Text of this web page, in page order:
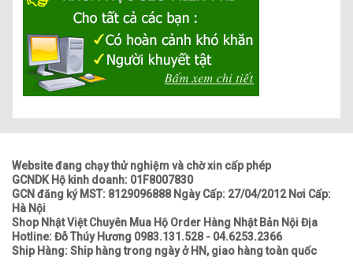
Website đang chạy thử nghiệm và chờ xin cấp phép
GCNDK Hộ kinh doanh: 01F8007830
GCN đăng ký MST: 8129096888 Ngày Cấp: 27/04/2012 Nơi Cấp:
Hà Nội
Shop Nhật Việt Chuyên Mua Hộ Order Hàng Nhật Bản Nội Địa
Hotline: Đỗ Thúy Hương 0983.131.528 - 04.6253.2366
Ship Hàng: Ship hàng trong ngày ở HN, giao hàng toàn quốc